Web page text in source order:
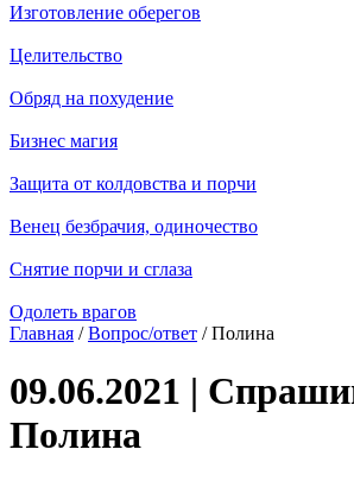
Изготовление оберегов
Целительство
Обряд на похудение
Бизнес магия
Защита от колдовства и порчи
Венец безбрачия, одиночество
Снятие порчи и сглаза
Одолеть врагов
Главная /Вопрос/ответ / Полина
09.06.2021 |
Полина